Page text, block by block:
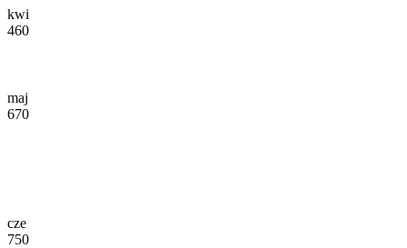
kwi
460
maj
670
cze
750